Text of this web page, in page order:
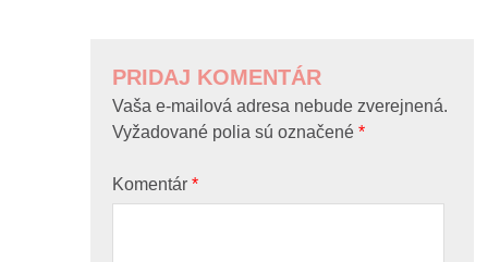
PRIDAJ KOMENTÁR
Vaša e-mailová adresa nebude zverejnená.
Vyžadované polia sú označené*
Komentár*